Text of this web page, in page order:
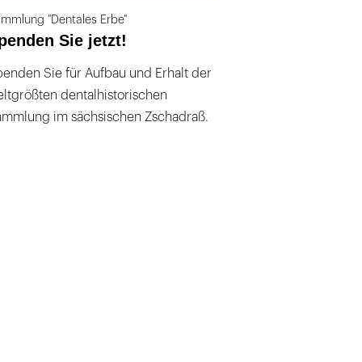
"Dentales Erbe"
Sie jetzt!
Sie für Aufbau und Erhalt der
dentalhistorischen
im sächsischen Zschadraß.